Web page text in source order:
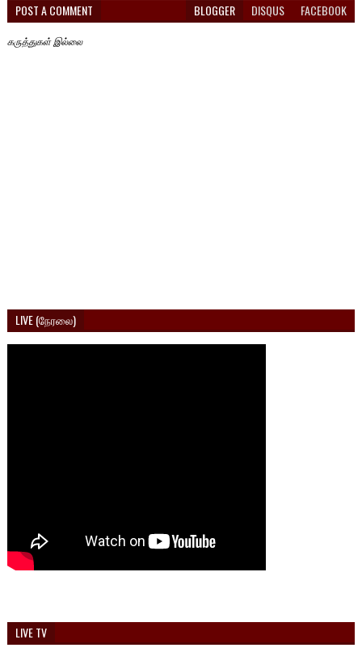
POST A COMMENT BLOGGER DISQUS FACEBOOK
கருத்துகள் இல்லை
LIVE (நேரலை)
LIVE TV